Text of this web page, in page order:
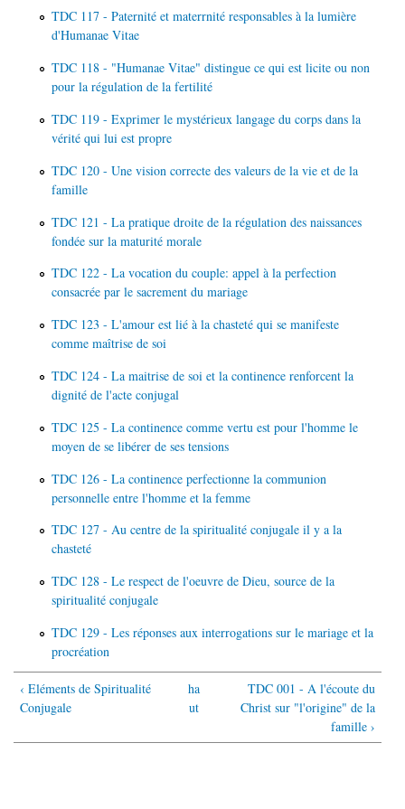
TDC 117 - Paternité et materrnité responsables à la lumière
d'Humanae Vitae
TDC 118 - "Humanae Vitae" distingue ce qui est licite ou non
pour la régulation de la fertilité
TDC 119 - Exprimer le mystérieux langage du corps dans la
vérité qui lui est propre
TDC 120 - Une vision correcte des valeurs de la vie et de la
famille
TDC 121 - La pratique droite de la régulation des naissances
fondée sur la maturité morale
TDC 122 - La vocation du couple: appel à la perfection
consacrée par le sacrement du mariage
TDC 123 - L'amour est lié à la chasteté qui se manifeste
comme maîtrise de soi
TDC 124 - La maitrise de soi et la continence renforcent la
dignité de l'acte conjugal
TDC 125 - La continence comme vertu est pour l'homme le
moyen de se libérer de ses tensions
TDC 126 - La continence perfectionne la communion
personnelle entre l'homme et la femme
TDC 127 - Au centre de la spiritualité conjugale il y a la
chasteté
TDC 128 - Le respect de l'oeuvre de Dieu, source de la
spiritualité conjugale
TDC 129 - Les réponses aux interrogations sur le mariage et la
procréation
‹ Eléments de Spiritualité
Conjugale
ha
ut
TDC 001 - A l'écoute du
Christ sur "l'origine" de la
famille ›